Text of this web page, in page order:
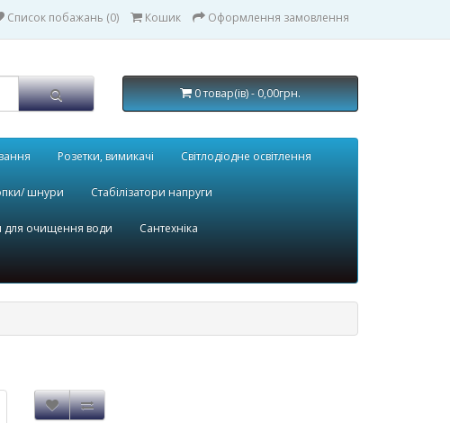
Список побажань (0) Кошик Оформлення замовлення
0 товар(ів) - 0,00грн.
Розетки, вимикачі Світлодіодне освітлення
шнури Стабілізатори напруги
для очищення води Сантехніка